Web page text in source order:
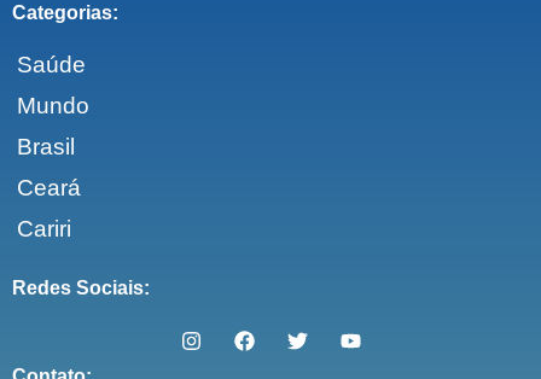
Categorias:
Saúde
Mundo
Brasil
Ceará
Cariri
Redes Sociais: